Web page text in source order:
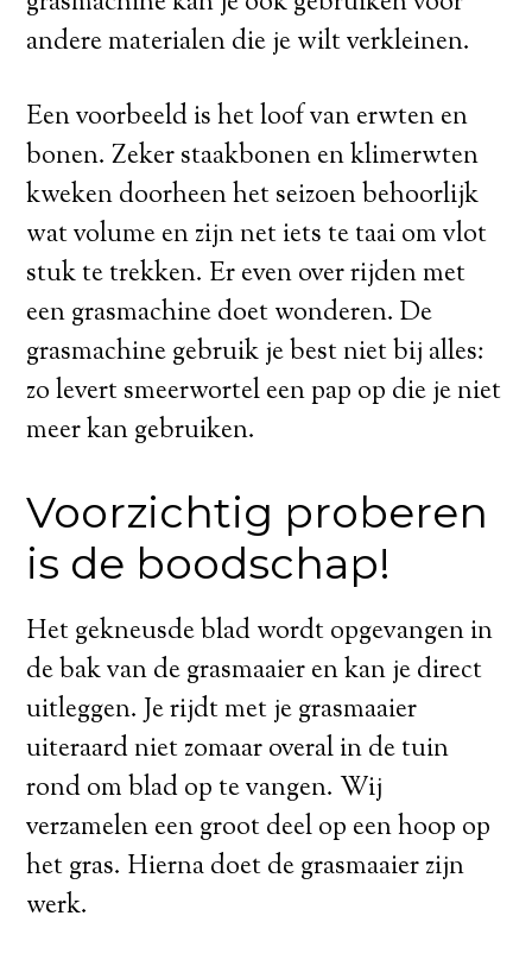
andere materialen die je wilt verkleinen.
Een voorbeeld is het loof van erwten en
bonen. Zeker staakbonen en klimerwten
kweken doorheen het seizoen behoorlijk
wat volume en zijn net iets te taai om vlot
stuk te trekken. Er even over rijden met
een grasmachine doet wonderen. De
grasmachine gebruik je best niet bij alles:
zo levert smeerwortel een pap op die je niet
meer kan gebruiken.
Voorzichtig proberen
is de boodschap!
Het gekneusde blad wordt opgevangen in
de bak van de grasmaaier en kan je direct
uitleggen. Je rijdt met je grasmaaier
uiteraard niet zomaar overal in de tuin
rond om blad op te vangen. Wij
verzamelen een groot deel op een hoop op
het gras. Hierna doet de grasmaaier zijn
werk.